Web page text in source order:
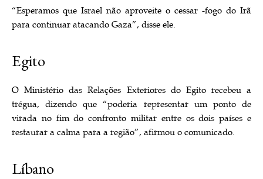
“Esperamos que Israel não aproveite o cessar -fogo do Irã
para continuar atacando Gaza”, disse ele.
Egito
O Ministério das Relações Exteriores do Egito recebeu a
trégua, dizendo que “poderia representar um ponto de
virada no fim do confronto militar entre os dois países e
restaurar a calma para a região”, afirmou o comunicado.
Líbano